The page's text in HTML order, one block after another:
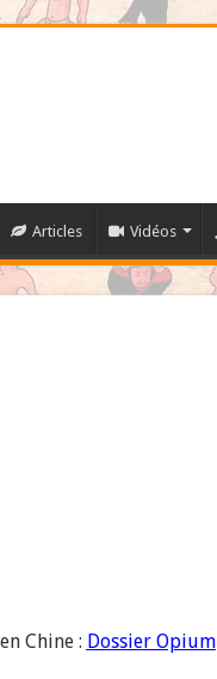
Articles Vidéos
Chine : Dossier Opium